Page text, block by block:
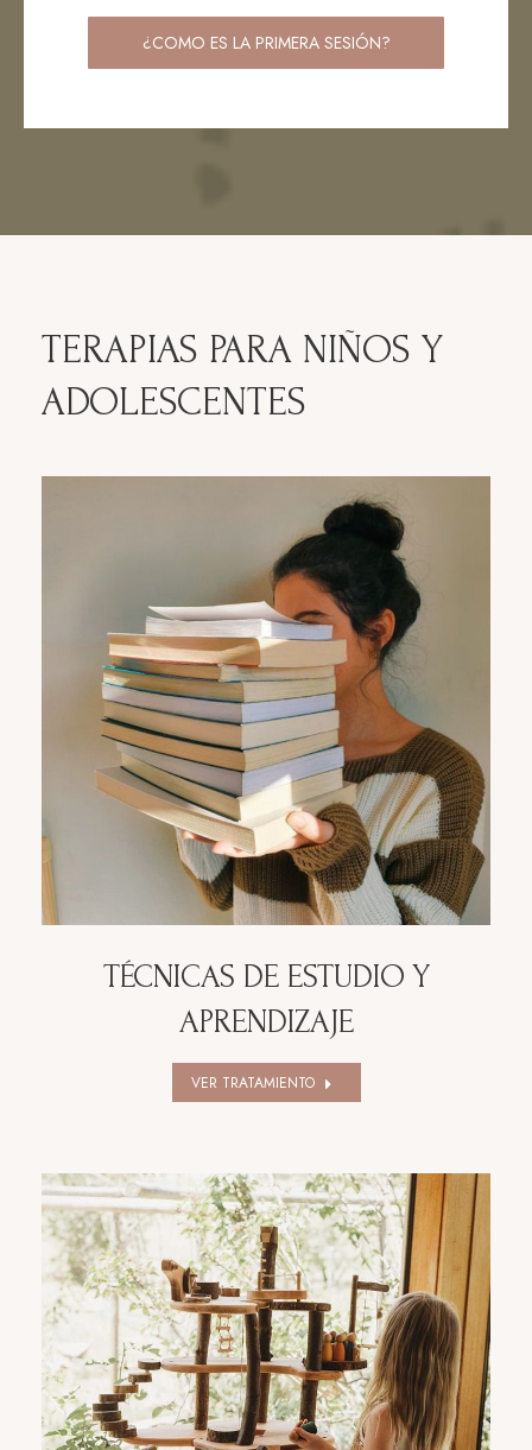
¿COMO ES LA PRIMERA SESIÓN?
TERAPIAS PARA NIÑOS Y
ADOLESCENTES
TÉCNICAS DE ESTUDIO Y
APRENDIZAJE
VER TRATAMIENTO